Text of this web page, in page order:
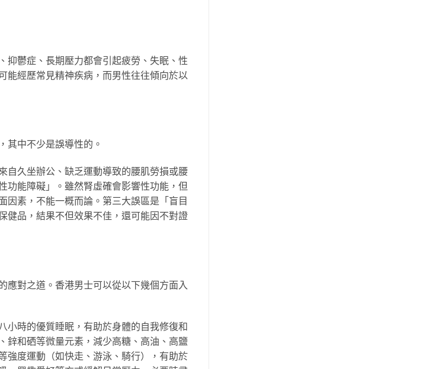
抑鬱症、長期壓力都會引起疲勞、失眠、性
能經歷常見精神疾病，而男性往往傾向於以
其中不少是誤導性的。
自久坐辦公、缺乏運動導致的腰肌勞損或腰
功能障礙」。雖然腎虛確會影響性功能，但
因素，不能一概而論。第三大誤區是「盲目
健品，結果不但效果不佳，還可能因不對證
應對之道。香港男士可以從以下幾個方面入
小時的優質睡眠，有助於身體的自我修復和
鋅和硒等微量元素，減少高糖、高油、高鹽
強度運動（如快走、游泳、騎行），有助於